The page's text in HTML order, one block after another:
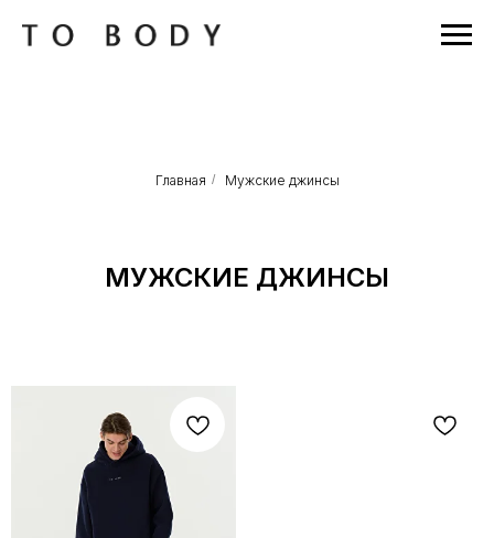
Главная / Мужские джинсы
МУЖСКИЕ ДЖИНСЫ